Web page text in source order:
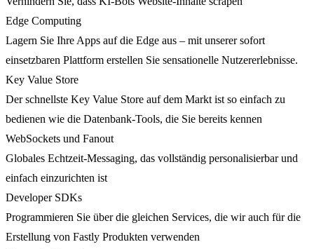
Edge Computing
Lagern Sie Ihre Apps auf die Edge aus – mit unserer sofort
einsetzbaren Plattform erstellen Sie sensationelle Nutzererlebnisse.
Key Value Store
Der schnellste Key Value Store auf dem Markt ist so einfach zu
bedienen wie die Datenbank-Tools, die Sie bereits kennen
WebSockets und Fanout
Globales Echtzeit-Messaging, das vollständig personalisierbar und
einfach einzurichten ist
Developer SDKs
Programmieren Sie über die gleichen Services, die wir auch für die
Erstellung von Fastly Produkten verwenden